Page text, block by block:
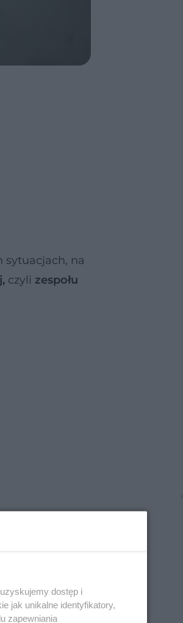
sytuacjach, na
czyli zespołu
przed
dostęp i
jak unikalne identyfikatory,
zapewniania